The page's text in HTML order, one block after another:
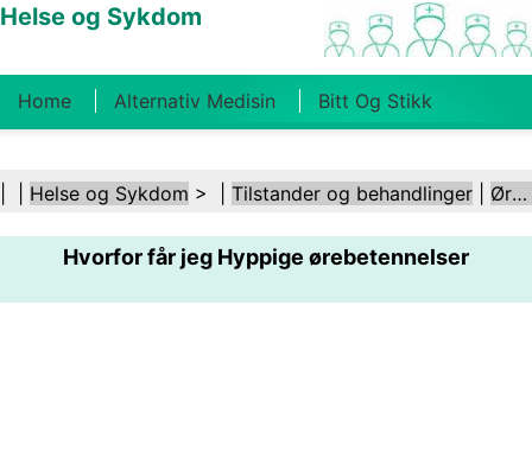
Helse og Sykdom
Home Alternativ Medisin Bitt Og Stikk
Kosthold Og Ernæring Familiehelse
Helsebransjen Psykisk Helse Folkehelse Og
Sikkerhet Kirurgi Og Prosedyrer Helse
Helse og Sykdom > | Tilstander og behandlinger Ører og hørsel
Hvorfor får jeg Hyppige ørebetennelser